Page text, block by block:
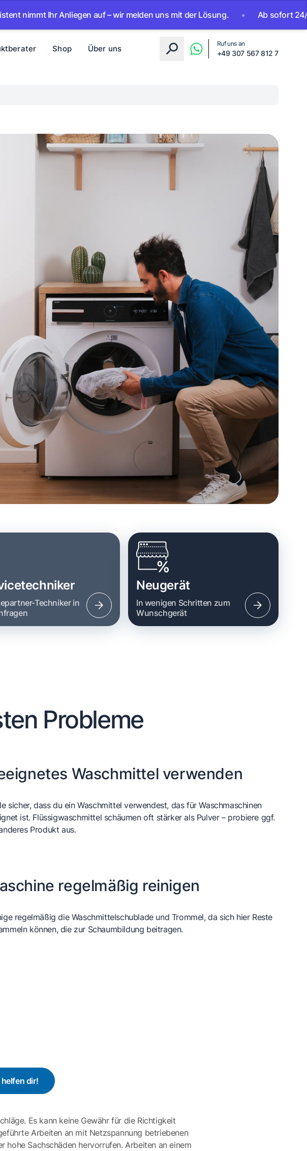
Ihr Anliegen auf – wir melden uns mit der Lösung. • Ab sofort 24/7
Shop Über uns
Ruf uns an
+49 307 567 812 7
Techniker in
Neugerät
In wenigen Schritten zum
Wunschgerät
Probleme
Waschmittel verwenden
sicher, dass du ein Waschmittel verwendest, das für Waschmaschinen
ist. Flüssigwaschmittel schäumen oft stärker als Pulver – probiere ggf.
Produkt aus.
regelmäßig reinigen
regelmäßig die Waschmittelschublade und Trommel, da sich hier Reste
können, die zur Schaumbildung beitragen.
dir!
Es kann keine Gewähr für die Richtigkeit
Arbeiten an mit Netzspannung betriebenen
Sachschäden hervorrufen. Arbeiten an einem